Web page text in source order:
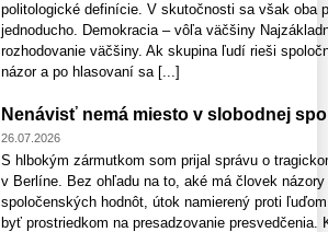
politologické definície. V skutočnosti sa však oba
jednoducho. Demokracia – vôľa väčšiny
rozhodovanie väčšiny. Ak skupina ľudí rieši
názor a po hlasovaní sa [...]
Nenávisť nemá miesto v slobodnej
26.07.2026
S hlbokým zármutkom som prijal správu o
v Berlíne. Bez ohľadu na to, aké má človek
spoločenských hodnôt, útok namierený proti
byť prostriedkom na presadzovanie